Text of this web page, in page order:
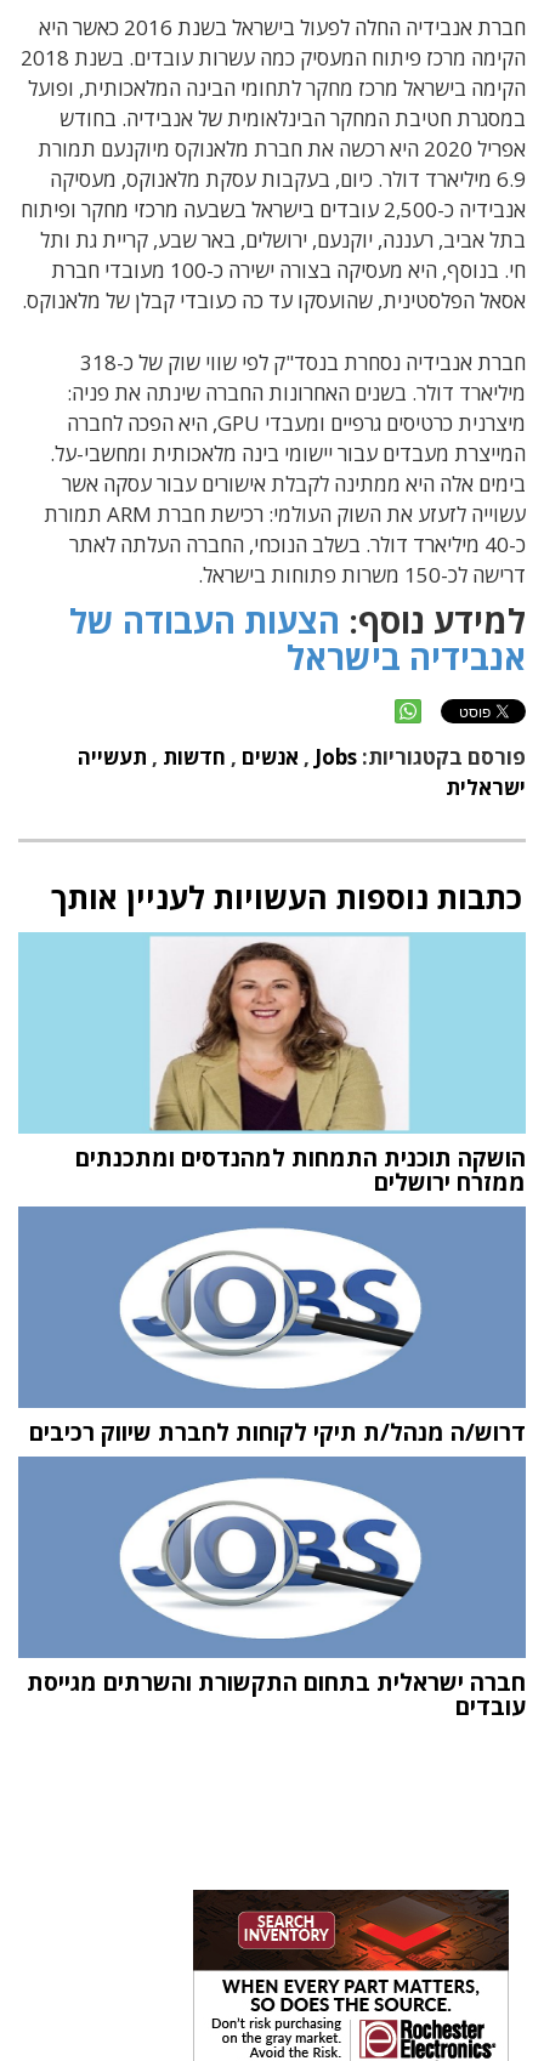
חברת אנבידיה החלה לפעול בישראל בשנת 2016 כאשר היא
הקימה מרכז פיתוח המעסיק כמה עשרות עובדים. בשנת 2018
הקימה בישראל מרכז מחקר לתחומי הבינה המלאכותית, ופועל
במסגרת חטיבת המחקר הבינלאומית של אנבידיה. בחודש
אפריל 2020 היא רכשה את חברת מלאנוקס מיוקנעם תמורת
6.9 מיליארד דולר. כיום, בעקבות עסקת מלאנוקס, מעסיקה
אנבידיה כ-2,500 עובדים בישראל בשבעה מרכזי מחקר ופיתוח
בתל אביב, רעננה, יוקנעם, ירושלים, באר שבע, קריית גת ותל
חי. בנוסף, היא מעסיקה בצורה ישירה כ-100 מעובדי חברת
אסאל הפלסטינית, שהועסקו עד כה כעובדי קבלן של מלאנוקס.
חברת אנבידיה נסחרת בנסד"ק לפי שווי שוק של כ-318
מיליארד דולר. בשנים האחרונות החברה שינתה את פניה:
מיצרנית כרטיסים גרפיים ומעבדי GPU, היא הפכה לחברה
המייצרת מעבדים עבור יישומי בינה מלאכותית ומחשבי-על.
בימים אלה היא ממתינה לקבלת אישורים עבור עסקה אשר
עשוייה לזעזע את השוק העולמי: רכישת חברת ARM תמורת
כ-40 מיליארד דולר. בשלב הנוכחי, החברה העלתה לאתר
דרישה לכ-150 משרות פתוחות בישראל.
למידע נוסף: הצעות העבודה של
אנבידיה בישראל
פורסם בקטגוריות: Jobs
, אנשים , חדשות , תעשייה
ישראלית
כתבות נוספות העשויות לעניין אותך
הושקה תוכנית התמחות למהנדסים ומתכנתים
ממזרח ירושלים
דרוש/ה מנהל/ת תיקי לקוחות לחברת שיווק רכיבים
חברה ישראלית בתחום התקשורת והשרתים מגייסת
עובדים